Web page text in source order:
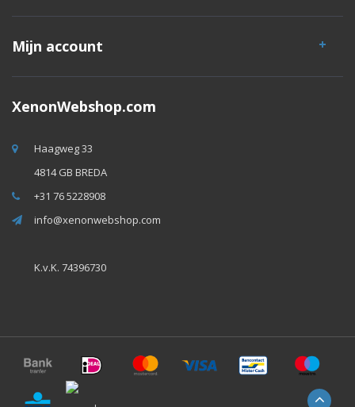
Mijn account
XenonWebshop.com
Haagweg 33
4814 GB BREDA
+31 76 5228908
info@xenonwebshop.com
K.v.K. 74396730